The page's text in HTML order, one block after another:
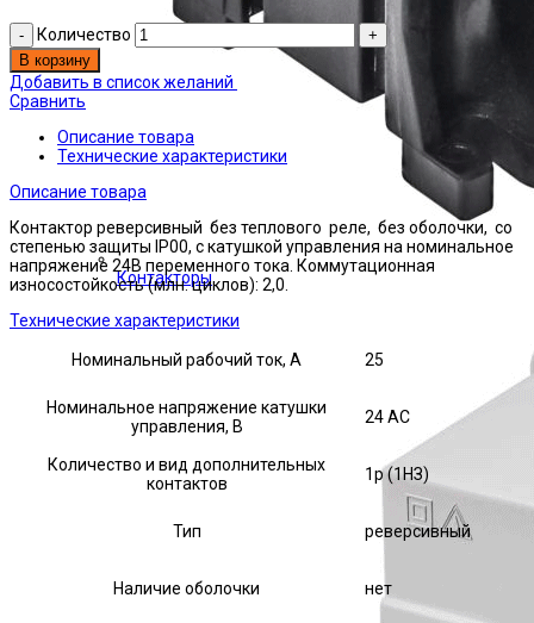
Контакторы
Количество
В корзину
Добавить в список желаний
Сравнить
Описание товара
Технические характеристики
Описание товара
Контактор реверсивный без теплового реле, без оболочки, со
степенью защиты IP00, с катушкой управления на номинальное
напряжение 24В переменного тока. Коммутационная
износостойкость (млн. циклов): 2,0.
Технические характеристики
Номинальный рабочий ток, А 25
Номинальное напряжение катушки
управления, В
24 AC
Количество и вид дополнительных
контактов
1р (1НЗ)
Тип реверсивный
Наличие оболочки нет